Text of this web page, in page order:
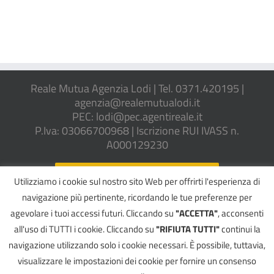
Reale Mutua Agenzia Lodi | Tel. 0371.420195 |
agenzia@realemutualodi.it
PEC: lodi@pec.agentireale.it
P.Iva: 03066700968 | Iscrizione RUI IVASS n.
A000129230
REGOLAMENTO IVASS N. 40/2018
©2026 CASU ALDO E CASU ROBERTO SNC | All Rights Reserved
Informativa Privacy|Cookie Policy|Reclami|Whistleblowing|Registro
INTERMEDIARIO SOGGETTO AL CONTROLLO DELL'IVASS
Utilizziamo i cookie sul nostro sito Web per offrirti l'esperienza di
navigazione più pertinente, ricordando le tue preferenze per
agevolare i tuoi accessi futuri. Cliccando su"ACCETTA", acconsenti
all'uso di TUTTI i cookie. Cliccando su"RIFIUTA TUTTI"continui la
navigazione utilizzando solo i cookie necessari. È possibile, tuttavia,
visualizzare le impostazioni dei cookie per fornire un consenso